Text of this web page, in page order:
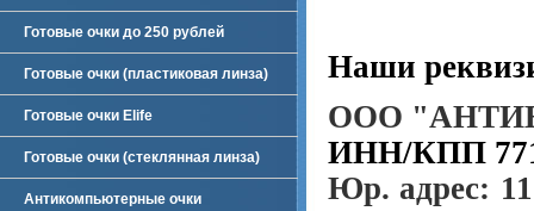
Готовые очки до 250 рублей
Готовые очки (пластиковая линза)
Готовые очки Elife
Готовые очки (стеклянная линза)
Антикомпьютерные очки
Наши
ООО
ИНН/КПП
Юр. адрес: